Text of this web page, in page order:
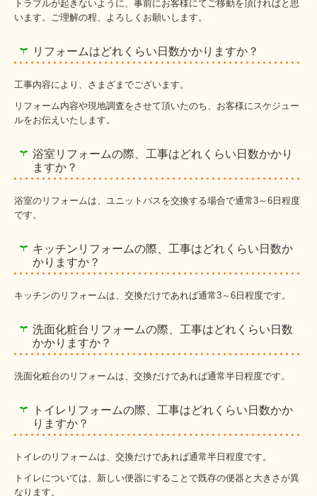
トラブルが起きないように、事前にお客様にてご移動を頂ければと思
います。ご理解の程、よろしくお願いします。
リフォームはどれくらい日数かかりますか？
工事内容により、さまざまでございます。
リフォーム内容や現地調査をさせて頂いたのち、お客様にスケジュー
ルをお伝えいたします。
浴室リフォームの際、工事はどれくらい日数かかり
ますか？
浴室のリフォームは、ユニットバスを交換する場合で通常3～6日程度
です。
キッチンリフォームの際、工事はどれくらい日数か
かりますか？
キッチンのリフォームは、交換だけであれば通常3～6日程度です。
洗面化粧台リフォームの際、工事はどれくらい日数
かかりますか？
洗面化粧台のリフォームは、交換だけであれば通常半日程度です。
トイレリフォームの際、工事はどれくらい日数かか
りますか？
トイレのリフォームは、交換だけであれば通常半日程度です。
トイレについては、新しい便器にすることで既存の便器と大きさが異
なります。